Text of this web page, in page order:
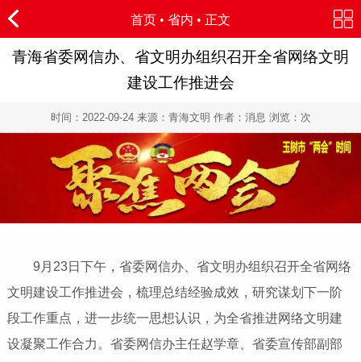
首页 • 省内 • 正文
青海省委网信办、省文明办组织召开全省网络文明
建设工作推进会
时间： 2022-09-24来源：青海文明 作者：消息 浏览： 次
9月23日下午，省委网信办、省文明办组织召开全省网络
文明建设工作推进会，梳理总结经验成效，研究谋划下一阶
段工作重点，进一步统一思想认识，为全省推进网络文明建
设凝聚工作合力。省委网信办主任赵学章、省委宣传部副部